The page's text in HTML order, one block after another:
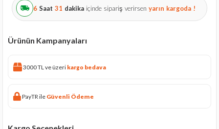
6 Saat 31 dakika içinde sipariş verirsen yarın kargoda !
Ürünün Kampanyaları
3000 TL ve üzeri kargo bedava
PayTR ile Güvenli Ödeme